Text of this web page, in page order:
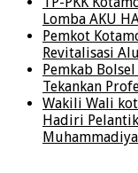
Lomba AKU
Pemkot
Revitalisasi
Pemkab
Tekankan
Wakili Wali
Hadiri